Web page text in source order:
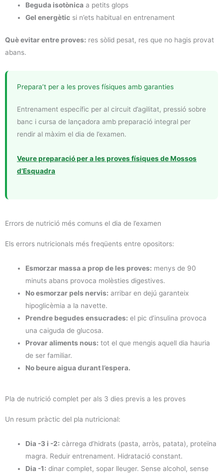
Beguda isotònica a petits glops
Gel energètic si n’ets habitual en entrenament
Què evitar entre proves: res sòlid pesat, res que no hagis provat
abans.
Prepara’t per a les proves físiques amb garanties
Entrenament específic per al circuit d’agilitat, pressió sobre
banc i cursa de lançadora amb preparació integral per
rendir al màxim el dia de l’examen.
Veure preparació per a les proves físiques de Mossos
d’Esquadra
Errors de nutrició més comuns el dia de l’examen
Els errors nutricionals més freqüents entre opositors:
Esmorzar massa a prop de les proves: menys de 90
minuts abans provoca molèsties digestives.
No esmorzar pels nervis: arribar en dejú garanteix
hipoglicèmia a la navette.
Prendre begudes ensucrades: el pic d’insulina provoca
una caiguda de glucosa.
Provar aliments nous: tot el que mengis aquell dia hauria
de ser familiar.
No beure aigua durant l’espera.
Pla de nutrició complet per als 3 dies previs a les proves
Un resum pràctic del pla nutricional:
Dia -3 i -2: càrrega d’hidrats (pasta, arròs, patata), proteïna
magra. Reduir entrenament. Hidratació constant.
Dia -1: dinar complet, sopar lleuger. Sense alcohol, sense